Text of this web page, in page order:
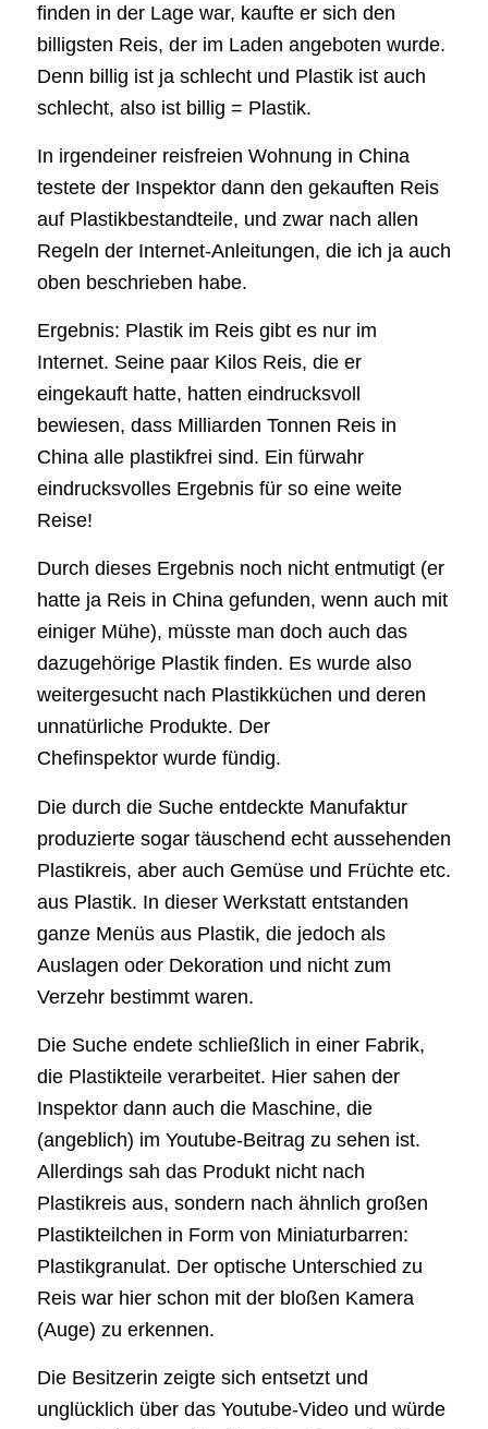
finden in der Lage war, kaufte er sich den
billigsten Reis, der im Laden angeboten wurde.
Denn billig ist ja schlecht und Plastik ist auch
schlecht, also ist billig = Plastik.
In irgendeiner reisfreien Wohnung in China
testete der Inspektor dann den gekauften Reis
auf Plastikbestandteile, und zwar nach allen
Regeln der Internet-Anleitungen, die ich ja auch
oben beschrieben habe.
Ergebnis: Plastik im Reis gibt es nur im
Internet. Seine paar Kilos Reis, die er
eingekauft hatte, hatten eindrucksvoll
bewiesen, dass Milliarden Tonnen Reis in
China alle plastikfrei sind. Ein fürwahr
eindrucksvolles Ergebnis für so eine weite
Reise!
Durch dieses Ergebnis noch nicht entmutigt (er
hatte ja Reis in China gefunden, wenn auch mit
einiger Mühe), müsste man doch auch das
dazugehörige Plastik finden. Es wurde also
weitergesucht nach Plastikküchen und deren
unnatürliche Produkte. Der
Chefinspektor wurde fündig.
Die durch die Suche entdeckte Manufaktur
produzierte sogar täuschend echt aussehenden
Plastikreis, aber auch Gemüse und Früchte etc.
aus Plastik. In dieser Werkstatt entstanden
ganze Menüs aus Plastik, die jedoch als
Auslagen oder Dekoration und nicht zum
Verzehr bestimmt waren.
Die Suche endete schließlich in einer Fabrik,
die Plastikteile verarbeitet. Hier sahen der
Inspektor dann auch die Maschine, die
(angeblich) im Youtube-Beitrag zu sehen ist.
Allerdings sah das Produkt nicht nach
Plastikreis aus, sondern nach ähnlich großen
Plastikteilchen in Form von Miniaturbarren:
Plastikgranulat. Der optische Unterschied zu
Reis war hier schon mit der bloßen Kamera
(Auge) zu erkennen.
Die Besitzerin zeigte sich entsetzt und
unglücklich über das Youtube-Video und würde